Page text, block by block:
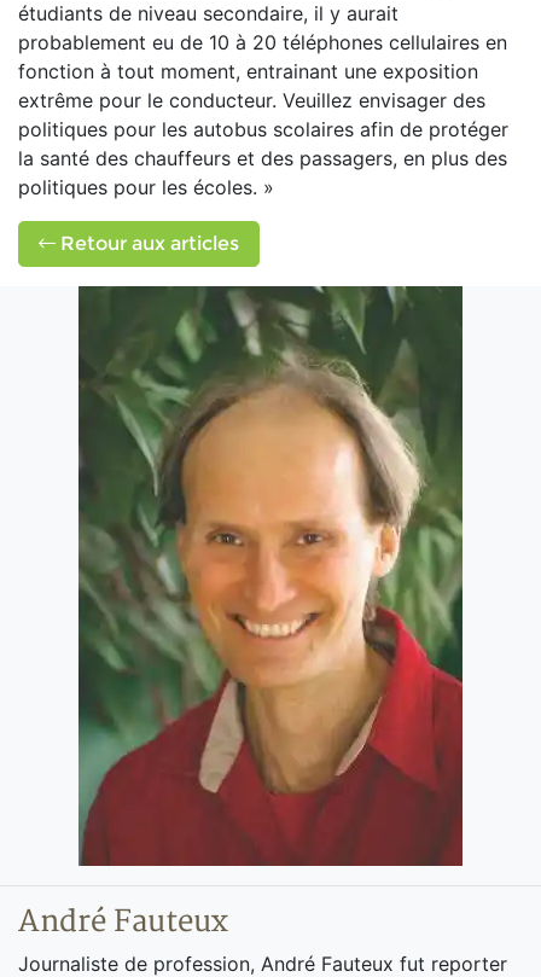
étudiants de niveau secondaire, il y aurait
probablement eu de 10 à 20 téléphones cellulaires en
fonction à tout moment, entrainant une exposition
extrême pour le conducteur. Veuillez envisager des
politiques pour les autobus scolaires afin de protéger
la santé des chauffeurs et des passagers, en plus des
politiques pour les écoles. »
Retour aux articles
André Fauteux
Journaliste de profession, André Fauteux fut reporter